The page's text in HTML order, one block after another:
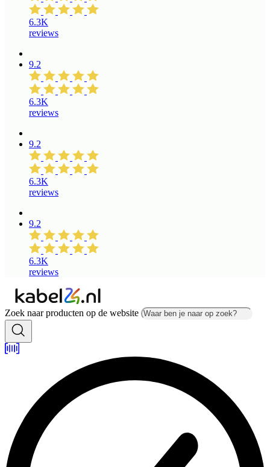
6.3K
reviews
9.2
6.3K
reviews
9.2
6.3K
reviews
9.2
6.3K
reviews
Zoek naar producten op de website